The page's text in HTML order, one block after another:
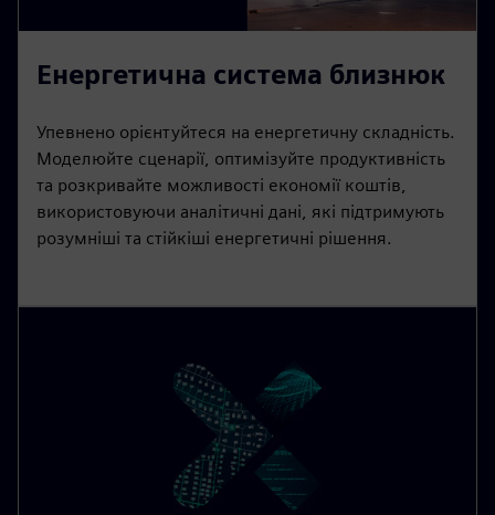
Енергетична система близнюк
Упевнено орієнтуйтеся на енергетичну складність.
Моделюйте сценарії, оптимізуйте продуктивність
та розкривайте можливості економії коштів,
використовуючи аналітичні дані, які підтримують
розумніші та стійкіші енергетичні рішення.